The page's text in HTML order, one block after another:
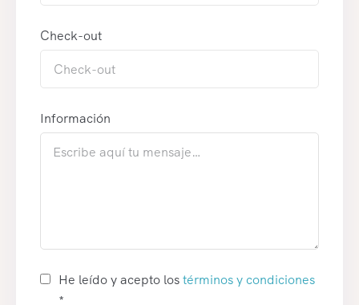
Check-out
Información
He leído y acepto lostérminos y condiciones
*